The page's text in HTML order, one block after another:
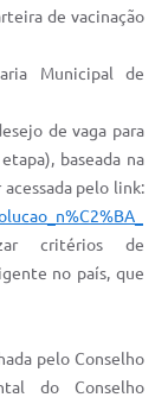
de vacinação
Municipal de
de vaga para
baseada na
acessada pelo link:
critérios de
no país, que
pelo Conselho
do Conselho